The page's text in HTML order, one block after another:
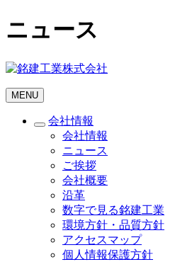
ニュース
MENU
会社情報
会社情報
ニュース
ご挨拶
会社概要
沿革
数字で見る銘建工業
環境方針・品質方針
アクセスマップ
個人情報保護方針